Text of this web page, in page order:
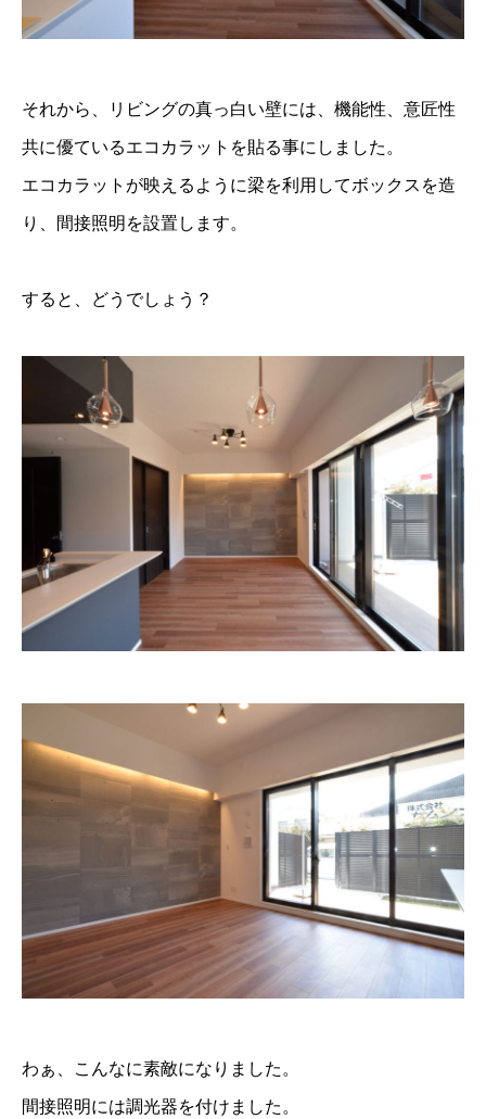
それから、リビングの真っ白い壁には、機能性、意匠性
共に優ているエコカラットを貼る事にしました。
エコカラットが映えるように梁を利用してボックスを造
り、間接照明を設置します。
すると、どうでしょう？
わぁ、こんなに素敵になりました。
間接照明には調光器を付けました。